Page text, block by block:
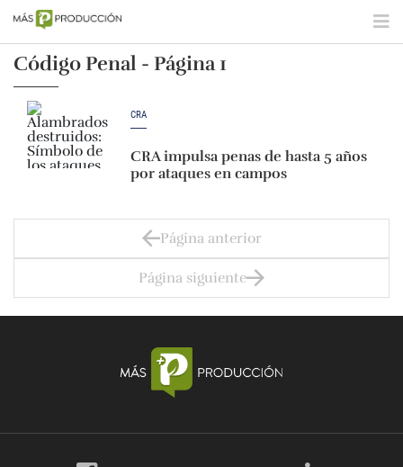
Código Penal - Página 1
CRA
CRA impulsa penas de hasta 5 años
por ataques en campos
Página anterior
Página siguiente